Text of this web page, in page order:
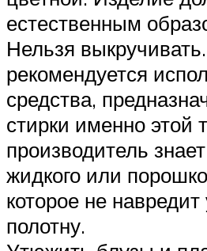
естественным
Нельзя
рекомендуется
средства,
стирки именно этой
производитель
жидкого или
которое не
полотну.